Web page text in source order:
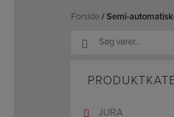
Forside/ Semi-
JURA